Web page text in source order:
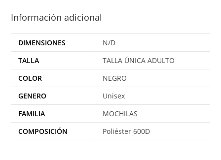
Información adicional
DIMENSIONES
N/D
TALLA
TALLA ÚNICA ADULTO
COLOR
NEGRO
GENERO
Unisex
FAMILIA
MOCHILAS
COMPOSICIÓN
Poliéster 600D